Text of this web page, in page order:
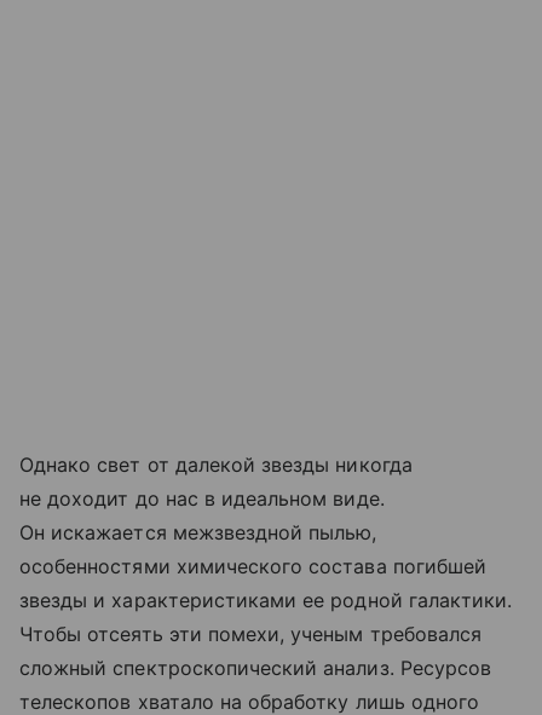
Однако свет от далекой звезды никогда
не доходит до нас в идеальном виде.
Он искажается межзвездной пылью,
особенностями химического состава погибшей
звезды и характеристиками ее родной галактики.
Чтобы отсеять эти помехи, ученым требовался
сложный спектроскопический анализ. Ресурсов
телескопов хватало на обработку лишь одного